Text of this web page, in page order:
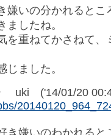
嫌いの分かれるとこ
ましたね。
を重ねてかさねて、
じました。
uki ('14/01/20